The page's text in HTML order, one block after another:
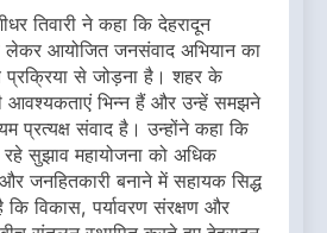
तिवारी ने कहा कि देहरादून
लेकर आयोजित जनसंवाद अभियान का
प्रक्रिया से जोड़ना है। शहर के
आवश्यकताएं भिन्न हैं और उन्हें समझने
प्रत्यक्ष संवाद है। उन्होंने कहा कि
रहे सुझाव महायोजना को अधिक
और जनहितकारी बनाने में सहायक सिद्ध
कि विकास, पर्यावरण संरक्षण और